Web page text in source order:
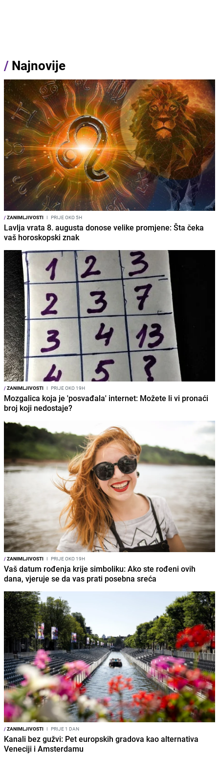
/ Najnovije
/ZANIMLJIVOSTI I PRIJE OKO 5H
Lavlja vrata 8. augusta donose velike promjene: Šta čeka
vaš horoskopski znak
/ZANIMLJIVOSTI I PRIJE OKO 19H
Mozgalica koja je 'posvađala' internet: Možete li vi pronaći
broj koji nedostaje?
/ZANIMLJIVOSTI I PRIJE OKO 19H
Vaš datum rođenja krije simboliku: Ako ste rođeni ovih
dana, vjeruje se da vas prati posebna sreća
/ZANIMLJIVOSTI I PRIJE 1 DAN
Kanali bez gužvi: Pet europskih gradova kao alternativa
Veneciji i Amsterdamu